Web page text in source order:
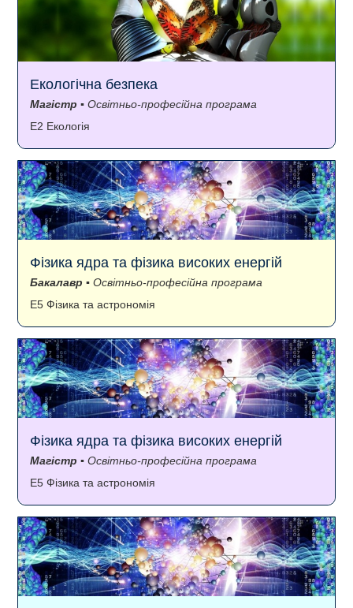
Екологічна безпека
Магістр ▪ Освітньо-професійна програма
E2 Екологія
Фізика ядра та фізика високих енергій
Бакалавр ▪ Освітньо-професійна програма
E5 Фізика та астрономія
Фізика ядра та фізика високих енергій
Магістр ▪ Освітньо-професійна програма
E5 Фізика та астрономія